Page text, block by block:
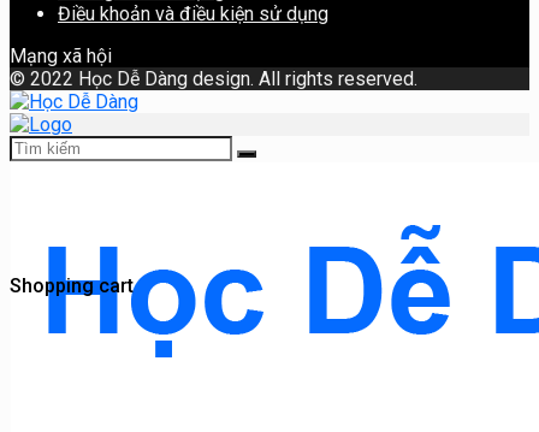
Điều khoản và điều kiện sử dụng
Mạng xã hội
© 2022 Học Dễ Dàng design. All rights reserved.
Shopping cart